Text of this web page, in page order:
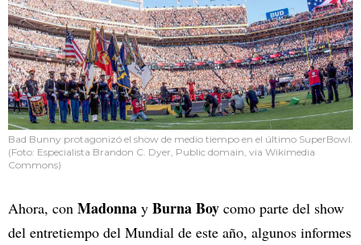
Bad Bunny protagonizó el show de medio tiempo en el último SuperBowl.
(Foto: Especialista Brandon C. Dyer, Public domain, via Wikimedia
Commons)
Ahora, con Madonna y Burna Boy como parte del show
del entretiempo del Mundial de este año, algunos informes